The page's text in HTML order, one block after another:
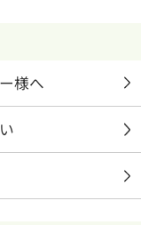
様へ